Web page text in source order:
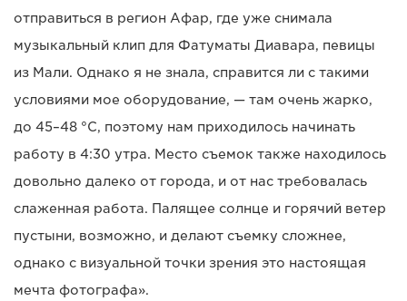
отправиться в регион Афар, где уже снимала
музыкальный клип для Фатуматы Диавара, певицы
из Мали. Однако я не знала, справится ли с такими
условиями мое оборудование, — там очень жарко,
до 45–48 °C, поэтому нам приходилось начинать
работу в 4:30 утра. Место съемок также находилось
довольно далеко от города, и от нас требовалась
слаженная работа. Палящее солнце и горячий ветер
пустыни, возможно, и делают съемку сложнее,
однако с визуальной точки зрения это настоящая
мечта фотографа».